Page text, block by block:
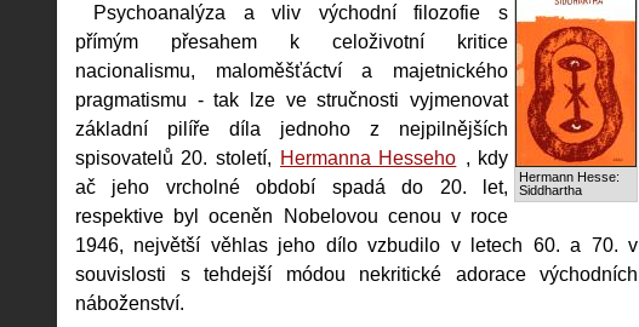
Hermann Hesse:
Siddhartha
Psychoanalýza a vliv východní filozofie s
přímým přesahem k celoživotní kritice
nacionalismu, maloměšťáctví a majetnického
pragmatismu - tak lze ve stručnosti vyjmenovat
základní pilíře díla jednoho z nejpilnějších
spisovatelů 20. století, Hermanna Hesseho , kdy
ač jeho vrcholné období spadá do 20. let,
respektive byl oceněn Nobelovou cenou v roce
1946, největší věhlas jeho dílo vzbudilo v letech 60. a 70. v
souvislosti s tehdejší módou nekritické adorace východních
náboženství.